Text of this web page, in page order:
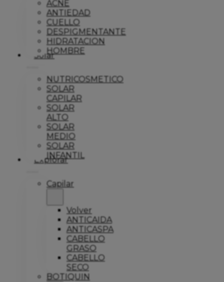
ACNE
ANTIEDAD
CUELLO
DESPIGMENTANTE
HIDRATACION
HOMBRE
Solar
NUTRICOSMETICO
SOLAR
CAPILAR
SOLAR
ALTO
SOLAR
MEDIO
SOLAR
INFANTIL
Explorar
Capilar
Volver
ANTICAIDA
ANTICASPA
CABELLO
GRASO
CABELLO
SECO
BOTIQUIN